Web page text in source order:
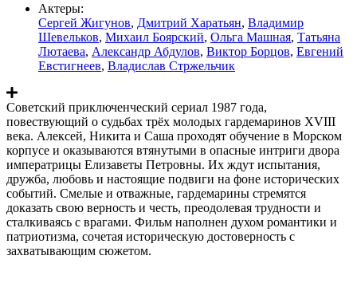
Актеры:
Сергей Жигунов, Дмитрий Харатьян, Владимир
Шевельков, Михаил Боярский, Ольга Машная, Татьяна
Лютаева, Александр Абдулов, Виктор Борцов, Евгений
Евстигнеев, Владислав Стржельчик
Советский приключенческий сериал 1987 года,
повествующий о судьбах трёх молодых гардемаринов XVIII
века. Алексей, Никита и Саша проходят обучение в Морском
корпусе и оказываются втянутыми в опасные интриги двора
императрицы Елизаветы Петровны. Их ждут испытания,
дружба, любовь и настоящие подвиги на фоне исторических
событий. Смелые и отважные, гардемарины стремятся
доказать свою верность и честь, преодолевая трудности и
сталкиваясь с врагами. Фильм наполнен духом романтики и
патриотизма, сочетая историческую достоверность с
захватывающим сюжетом.